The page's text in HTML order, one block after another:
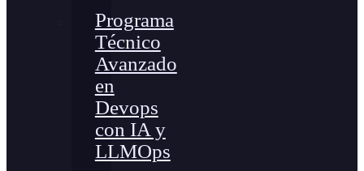
Programa
Técnico
Avanzado
en
Devops
con IA y
LLMOps